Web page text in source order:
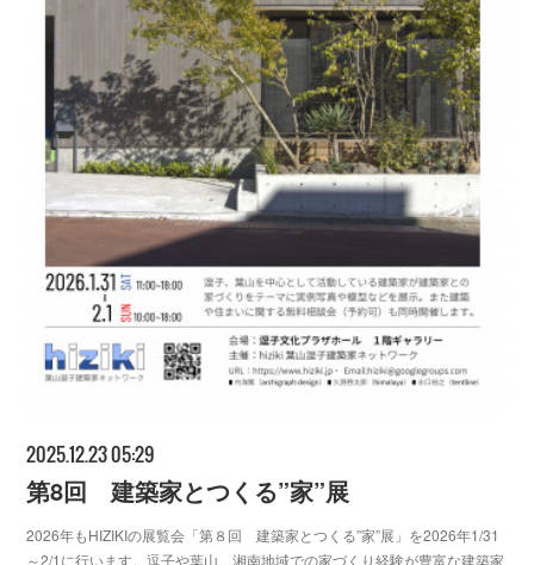
2025.12.23 05:29
第8回 建築家とつくる”家”展
2026年もHIZIKIの展覧会「第８回 建築家とつくる”家”展」を2026年1/31
～2/1に行います。逗子や葉山、湘南地域での家づくり経験が豊富な建築家